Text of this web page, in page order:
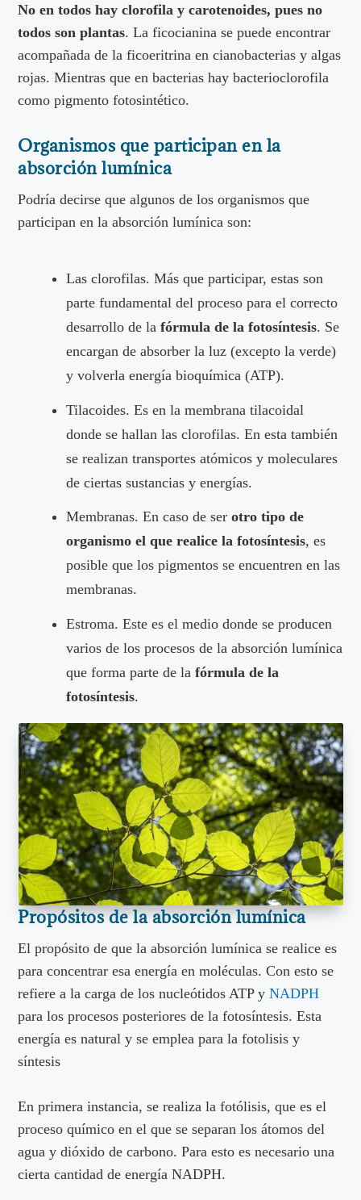
No en todos hay clorofila y carotenoides, pues no
todos son plantas. La ficocianina se puede encontrar
acompañada de la ficoeritrina en cianobacterias y algas
rojas. Mientras que en bacterias hay bacterioclorofila
como pigmento fotosintético.
Organismos que participan en la
absorción lumínica
Podría decirse que algunos de los organismos que
participan en la absorción lumínica son:
Las clorofilas. Más que participar, estas son
parte fundamental del proceso para el correcto
desarrollo de lafórmula de la fotosíntesis. Se
encargan de absorber la luz (excepto la verde)
y volverla energía bioquímica (ATP).
Tilacoides. Es en la membrana tilacoidal
donde se hallan las clorofilas. En esta también
se realizan transportes atómicos y moleculares
de ciertas sustancias y energías.
Membranas. En caso de serotro tipo de
organismo el que realice la fotosíntesis, es
posible que los pigmentos se encuentren en las
membranas.
Estroma. Este es el medio donde se producen
varios de los procesos de la absorción lumínica
que forma parte de lafórmula de la
fotosíntesis.
Propósitos de la absorción lumínica
El propósito de que la absorción lumínica se realice es
para concentrar esa energía en moléculas. Con esto se
refiere a la carga de los nucleótidos ATP yNADPH
para los procesos posteriores de la fotosíntesis. Esta
energía es natural y se emplea para la fotolisis y
síntesis
En primera instancia, se realiza la fotólisis, que es el
proceso químico en el que se separan los átomos del
agua y dióxido de carbono. Para esto es necesario una
cierta cantidad de energía NADPH.